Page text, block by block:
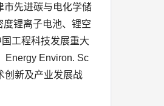
市先进碳与电化学储
锂离子电池、锂空
工程科技发展重大
Energy Environ. Sc
创新及产业发展战